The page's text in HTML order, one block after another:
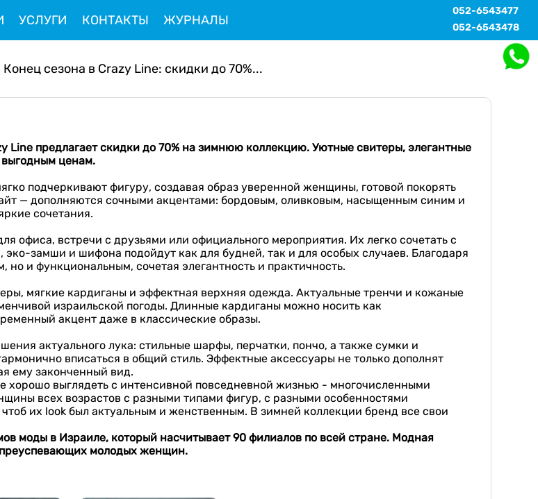
УСЛУГИ КОНТАКТЫ ЖУРНАЛЫ
052-6543477
052-6543478
Конец сезона в Crazy Line: скидки до 70%...
Line предлагает скидкидо 70% на зимнюю коллекцию.Уютные свитеры, элегантные
выгодным ценам.
подчеркивают фигуру, создавая образ уверенной женщины, готовой покорять
— дополняются сочными акцентами: бордовым, оливковым, насыщенным синим и
сочетания.
офиса, встречи с друзьями или официального мероприятия. Их легко сочетать с
замши и шифона подойдут как для будней, так и для особых случаев. Благодаря
и функциональным, сочетая элегантность и практичность.
мягкие кардиганы и эффектная верхняя одежда. Актуальные тренчи и кожаные
израильской погоды. Длинные кардиганы можно носить как
акцент даже в классические образы.
актуального лука: стильные шарфы, перчатки, пончо, а также сумки и
вписаться в общий стиль. Эффектные аксессуары не только дополнят
ему законченный вид.
выглядеть с интенсивной повседневной жизнью - многочисленными
всех возрастов с разными типами фигур, с разными особенностями
их look был актуальным и женственным. В зимней коллекции бренд все свои
моды в Израиле, который насчитывает 90 филиалов по всей стране. Модная
молодых женщин.